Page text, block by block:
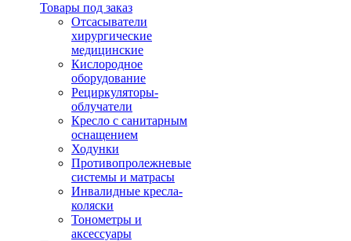
Товары под заказ
Отсасыватели
хирургические
медицинские
Кислородное
оборудование
Рециркуляторы-
облучатели
Кресло с санитарным
оснащением
Ходунки
Противопролежневые
системы и матрасы
Инвалидные кресла-
коляски
Тонометры и
аксессуары